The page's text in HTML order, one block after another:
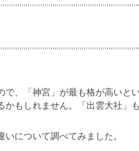
、「神宮」が最も格が高いと
もしれません。「出雲大社」
について調べてみました。